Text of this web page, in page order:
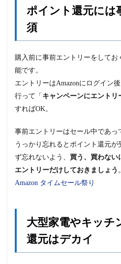
ポイント還元には
須
購入前に事前エントリーをして
能です。
エントリーはAmazonにログイン後
行って「 キャンペーンにエントリ
すればOK。
事前エントリーはセール中であっ
うっかり忘れるとポイント還元が
ず忘れないよう、 買う、買わない
エントリーだけしておきましょう 。
Amazon タイムセール祭り
大型家電やキッチ
還元はデカイ